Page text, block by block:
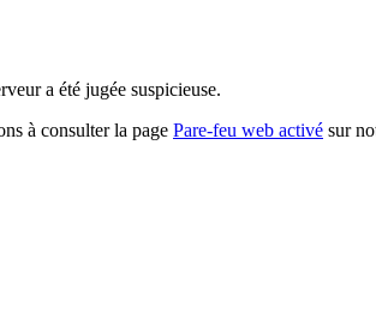
a été jugée suspicieuse.
à consulter la page Pare-feu web activé sur